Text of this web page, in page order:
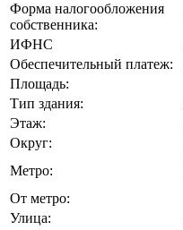
Форма налогообложения
собственника:
ИФНС
Обеспечительный платеж:
Площадь:
Тип здания:
Этаж:
Округ:
Метро:
От метро:
Улица: